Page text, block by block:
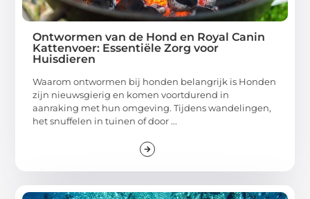
Ontwormen van de Hond en Royal Canin
Kattenvoer: Essentiële Zorg voor
Huisdieren
Waarom ontwormen bij honden belangrijk is Honden
zijn nieuwsgierig en komen voortdurend in
aanraking met hun omgeving. Tijdens wandelingen,
het snuffelen in tuinen of door ...